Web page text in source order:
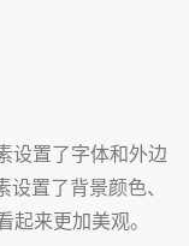
设置了字体和外边
置了背景颜色、
来更加美观。